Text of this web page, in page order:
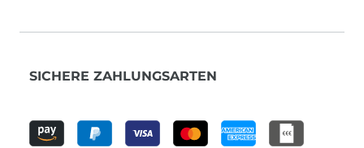
SICHERE ZAHLUNGSARTEN